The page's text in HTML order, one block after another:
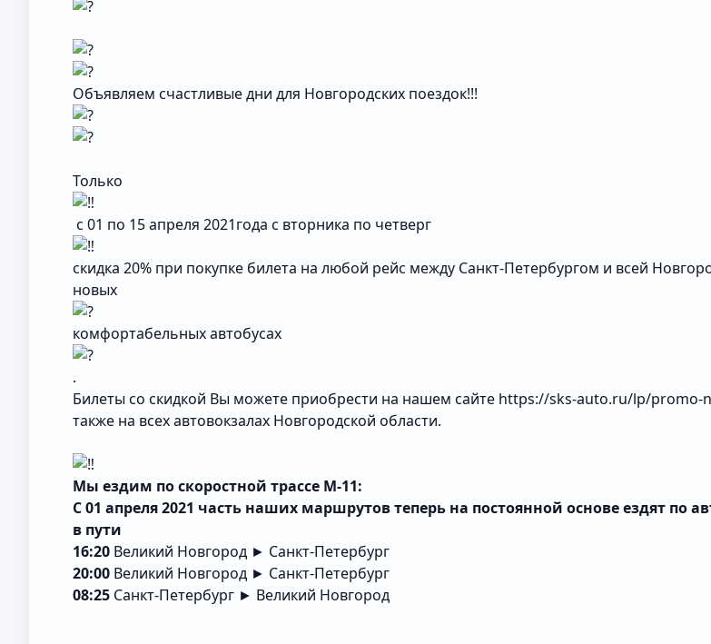
Объявляем счастливые дни для Новгородских поездок!!!
Только
с 01 по 15 апреля 2021года с вторника по четверг
скидка 20% при покупке билета на любой рейс между Санкт-Петербургом и всей
новых
комфортабельных автобусах
.
Билеты со скидкой Вы можете приобрести на нашем сайте https://sks-auto.ru/lp/promo-
также на всех автовокзалах Новгородской области.
Мы ездим по скоростной трассе М-11:
С 01 апреля 2021 часть наших маршрутов теперь на постоянной основе ездят по
в пути
16:20 Великий Новгород ► Санкт-Петербург
20:00 Великий Новгород ► Санкт-Петербург
08:25 Санкт-Петербург ► Великий Новгород